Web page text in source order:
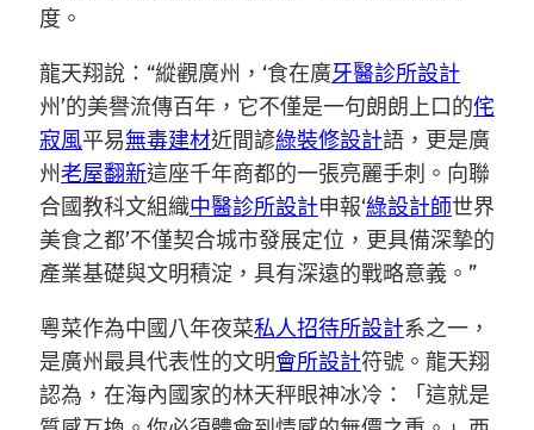
度。
龍天翔說：“縱觀廣州，‘食在廣牙醫診所設計
州’的美譽流傳百年，它不僅是一句朗朗上口的侘
寂風平易無毒建材近間諺綠裝修設計語，更是廣
州 老屋翻新這座千年商都的一張亮麗手刺。向聯
合國教科文組織中醫診所設計申報‘綠設計師世界
美食之都’不僅契合城市發展定位，更具備深摯的
產業基礎與文明積淀，具有深遠的戰略意義。”
粵菜作為中國八年夜菜私人招待所設計系之一，
是廣州最具代表性的文明會所設計符號。龍天翔
認為，在海內國家的林天秤眼神冰冷：「這就是